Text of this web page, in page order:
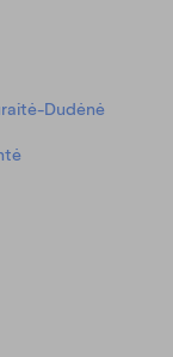
Dudėnė